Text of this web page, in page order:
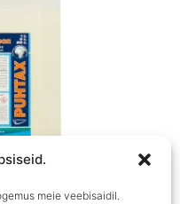
meie veebisaidil.